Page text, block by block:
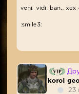
veni, vidi, ban.. xex
:smile3:
korol
23